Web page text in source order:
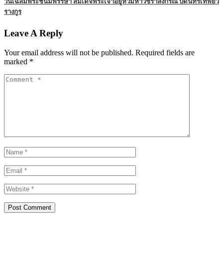
รางกูร
Leave A Reply
Your email address will not be published. Required fields are
marked *